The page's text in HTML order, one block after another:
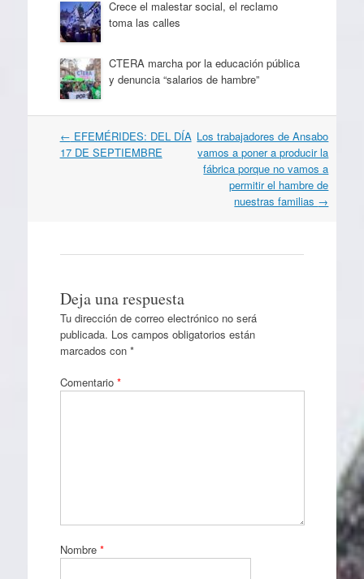
Crece el malestar social, el reclamo
toma las calles
CTERA marcha por la educación pública
y denuncia “salarios de hambre”
Navegación
por
← EFEMÉRIDES: DEL DÍA
17 DE SEPTIEMBRE
Los trabajadores de Ansabo
vamos a poner a producir la
fábrica porque no vamos a
permitir el hambre de
nuestras familias →
Deja una respuesta
Tu dirección de correo electrónico no será
publicada. Los campos obligatorios están
marcados con *
Comentario *
Nombre *